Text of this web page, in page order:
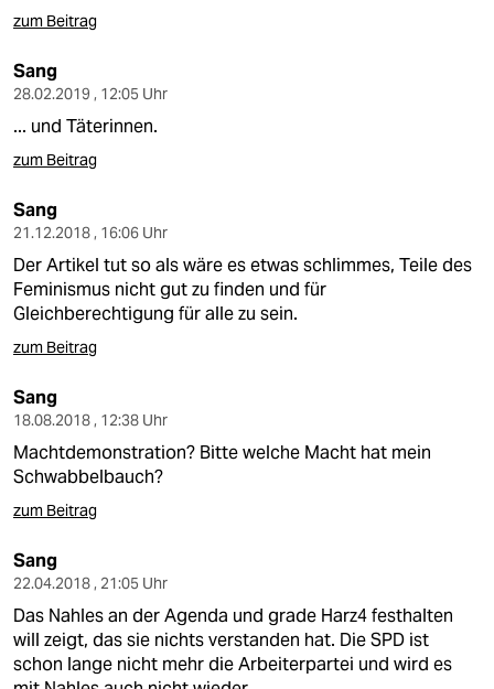
zum Beitrag
Sang
28.02.2019 , 12:05 Uhr
... und Täterinnen.
zum Beitrag
Sang
21.12.2018 , 16:06 Uhr
Der Artikel tut so als wäre es etwas schlimmes, Teile des
Feminismus nicht gut zu finden und für
Gleichberechtigung für alle zu sein.
zum Beitrag
Sang
18.08.2018 , 12:38 Uhr
Machtdemonstration? Bitte welche Macht hat mein
Schwabbelbauch?
zum Beitrag
Sang
22.04.2018 , 21:05 Uhr
Das Nahles an der Agenda und grade Harz4 festhalten
will zeigt, das sie nichts verstanden hat. Die SPD ist
schon lange nicht mehr die Arbeiterpartei und wird es